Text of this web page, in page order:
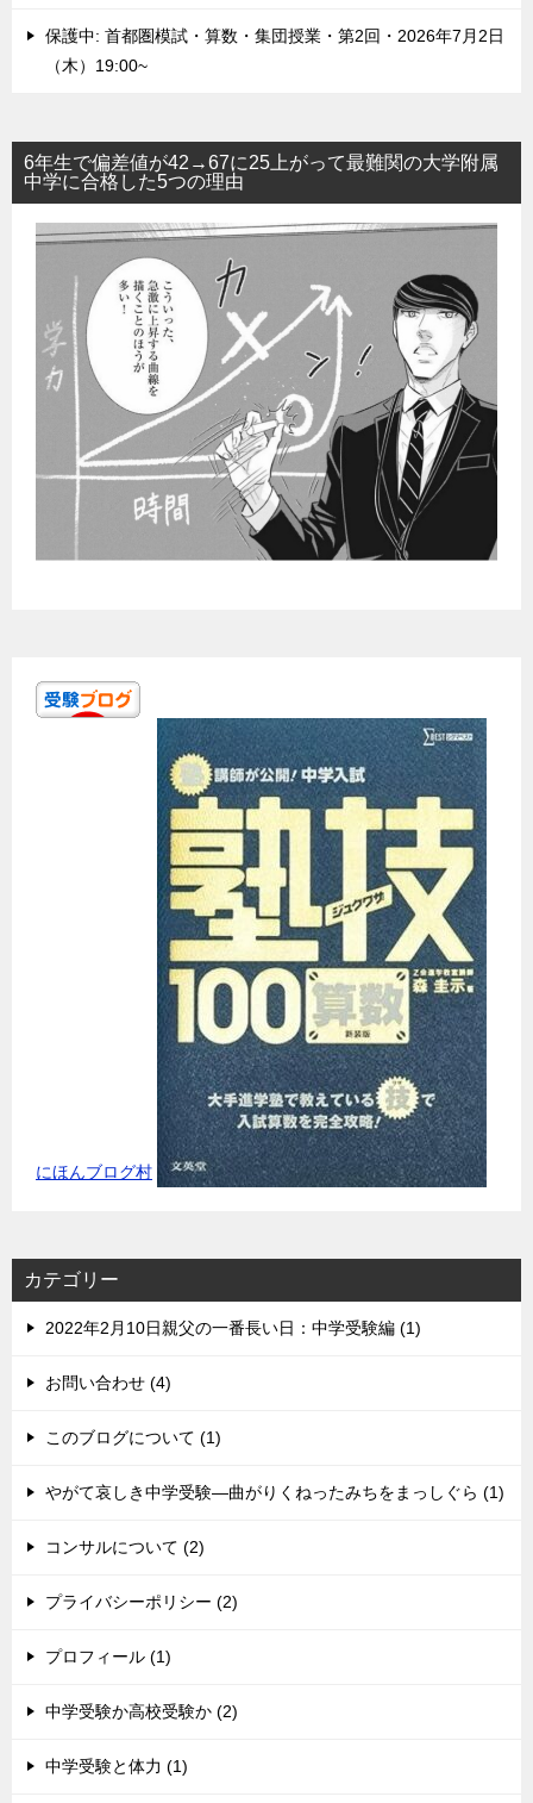
保護中: 首都圏模試・算数・集団授業・第2回・2026年7月2日
（木）19:00~
6年生で偏差値が42→67に25上がって最難関の大学附属
中学に合格した5つの理由
にほんブログ村
カテゴリー
2022年2月10日親父の一番長い日：中学受験編 (1)
お問い合わせ (4)
このブログについて (1)
やがて哀しき中学受験―曲がりくねったみちをまっしぐら (1)
コンサルについて (2)
プライバシーポリシー (2)
プロフィール (1)
中学受験か高校受験か (2)
中学受験と体力 (1)